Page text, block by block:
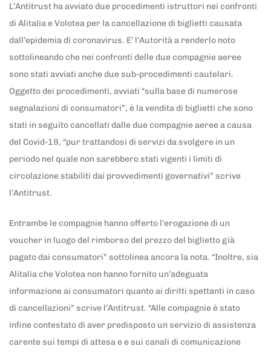
L’Antitrust ha avviato due procedimenti istruttori nei confronti
di Alitalia e Volotea per la cancellazione di biglietti causata
dall’epidemia di coronavirus. E’ l’Autorità a renderlo noto
sottolineando che nei confronti delle due compagnie aeree
sono stati avviati anche due sub-procedimenti cautelari.
Oggetto dei procedimenti, avviati “sulla base di numerose
segnalazioni di consumatori”, è la vendita di biglietti che sono
stati in seguito cancellati dalle due compagnie aeree a causa
del Covid-19, “pur trattandosi di servizi da svolgere in un
periodo nel quale non sarebbero stati vigenti i limiti di
circolazione stabiliti dai provvedimenti governativi” scrive
l’Antitrust.
Entrambe le compagnie hanno offerto l’erogazione di un
voucher in luogo del rimborso del prezzo del biglietto già
pagato dai consumatori” sottolinea ancora la nota. “Inoltre, sia
Alitalia che Volotea non hanno fornito un’adeguata
informazione ai consumatori quanto ai diritti spettanti in caso
di cancellazioni” scrive l’Antitrust. “Alle compagnie è stato
infine contestato di aver predisposto un servizio di assistenza
carente sui tempi di attesa e e sui canali di comunicazione